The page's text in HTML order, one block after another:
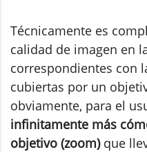
Técnicamente es
calidad de imagen en
correspondientes con
cubiertas por un
obviamente, para el
infinitamente más
objetivo (zoom)que